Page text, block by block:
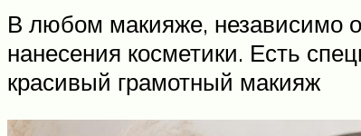
В любом макияже, независимо
нанесения косметики. Есть
красивый грамотный макияж